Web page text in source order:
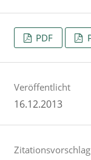
PDF
Veröffentlicht
16.12.2013
Zitationsvorschlag